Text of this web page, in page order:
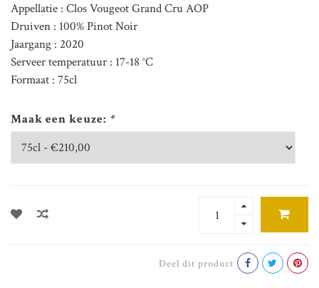
Appellatie : Clos Vougeot Grand Cru AOP
Druiven : 100% Pinot Noir
Jaargang : 2020
Serveer temperatuur : 17-18 °C
Formaat : 75cl
Maak een keuze: *
Deel dit product